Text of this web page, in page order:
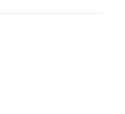
摄者预期的
不足。
的发展还处